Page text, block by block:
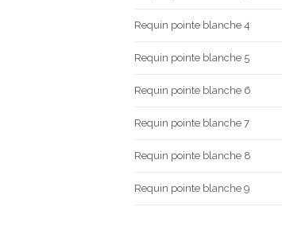
Requin pointe blanche 4
Requin pointe blanche 5
Requin pointe blanche 6
Requin pointe blanche 7
Requin pointe blanche 8
Requin pointe blanche 9